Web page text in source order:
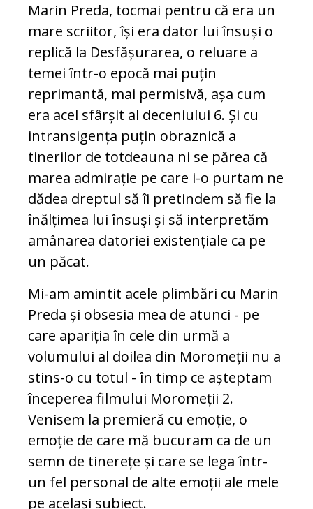
Marin Preda, tocmai pentru că era un
mare scriitor, își era dator lui însuși o
replică la Desfășurarea, o reluare a
temei într-o epocă mai puțin
reprimantă, mai permisivă, așa cum
era acel sfârșit al deceniului 6. Și cu
intransigența puțin obraznică a
tinerilor de totdeauna ni se părea că
marea admirație pe care i-o purtam ne
dădea dreptul să îi pretindem să fie la
înălțimea lui însuşi și să interpretăm
amânarea datoriei existențiale ca pe
un păcat.
Mi-am amintit acele plimbări cu Marin
Preda și obsesia mea de atunci - pe
care apariția în cele din urmă a
volumului al doilea din Moromeții nu a
stins-o cu totul - în timp ce așteptam
începerea filmului Moromeții 2.
Venisem la premieră cu emoție, o
emoție de care mă bucuram ca de un
semn de tinerețe și care se lega într-
un fel personal de alte emoții ale mele
pe același subiect.